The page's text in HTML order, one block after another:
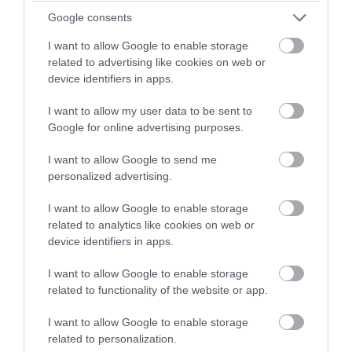
Google consents
I want to allow Google to enable storage
related to advertising like cookies on web or
device identifiers in apps.
I want to allow my user data to be sent to
Google for online advertising purposes.
I want to allow Google to send me
personalized advertising.
I want to allow Google to enable storage
related to analytics like cookies on web or
device identifiers in apps.
I want to allow Google to enable storage
related to functionality of the website or app.
I want to allow Google to enable storage
related to personalization.
Εικόνες σοκ σε κοιμητήριο της Εύβοιας: Δείτε